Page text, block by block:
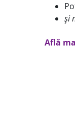
și
Află